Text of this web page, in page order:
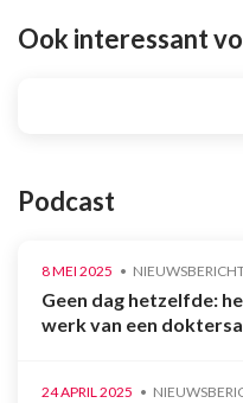
Ook interessant
Podcast
8 MEI 2025
Geen dag hetzelfde:
werk van een
24 APRIL 2025